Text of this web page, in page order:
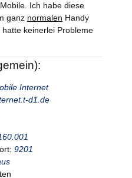
Ich habe diese
ganz normalen Handy
keinerlei Probleme
Internet
d1.de
9201